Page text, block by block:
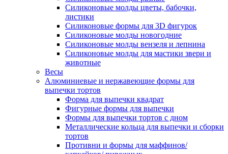
Силиконовые молды цветы, бабочки,
листики
Силиконовые формы для 3D фигурок
Силиконовые молды новогодние
Силиконовые молды вензеля и лепнина
Силиконовые молды для мастики звери и
животные
Весы
Алюминиевые и нержавеющие формы для
выпечки тортов
Форма для выпечки квадрат
Фигурные формы для выпечки
Формы для выпечки тортов с дном
Металлические кольца для выпечки и сборки
тортов
Противни и формы для маффинов/